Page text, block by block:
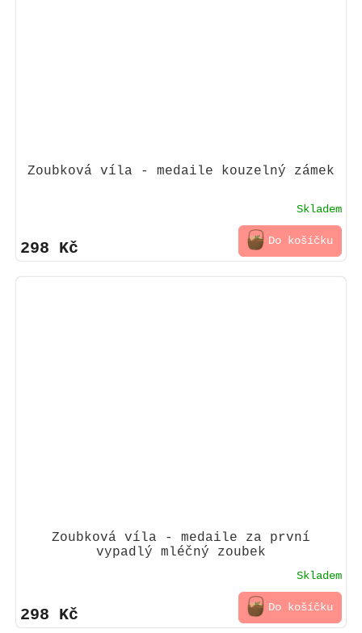
Zoubková víla - medaile kouzelný zámek
Skladem
298 Kč Do košíčku
Zoubková víla - medaile za první
vypadlý mléčný zoubek
Skladem
298 Kč Do košíčku